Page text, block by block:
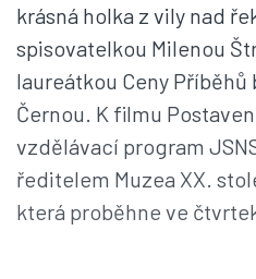
krásná holka z vily nad
spisovatelkou Milenou
laureátkou Ceny Příběhů
Černou. K filmu
vzdělávací program
ředitelem Muzea XX.
která proběhne ve